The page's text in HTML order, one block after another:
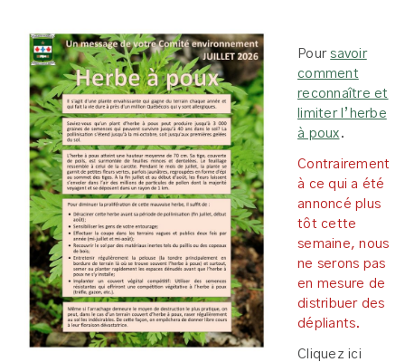
Poursavoir
comment
reconnaître et
limiter l’herbe
à poux .
Contrairement
à ce qui a été
annoncé plus
tôt cette
semaine, nous
ne serons pas
en mesure de
distribuer des
dépliants.
Cliquez ici